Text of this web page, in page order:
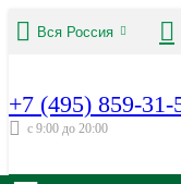
Вся Россия
+7 (495) 859-31-
с 9:00 до 20:00